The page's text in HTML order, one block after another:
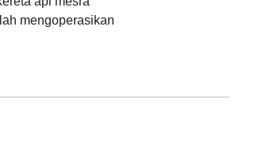
mengoperasikan